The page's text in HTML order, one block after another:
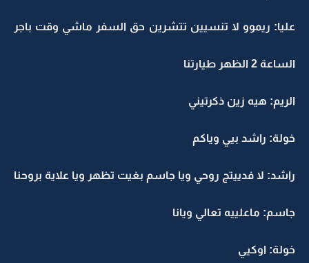
عليا: ريموو لا تنسيين تتشرين حق السفر ماشي وقت باجر
الساعة 2 الظهر طيارتنا
الريم: هيه زين ذكرتيني
خولة: راشد بيي وياكم
راشد: لا فدييتج روحي ويا جاسم بغيت تظهر ويا علاية بروحنا
جاسم: ماعلييه تعالي ويانا
خولة: اوكيي